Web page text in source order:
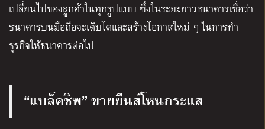
เปลี่ยนไปของลูกค้าในทุกรูปแบบ ซึ่งในระยะยาวธนาคารเชื่อว่า
ธนาคารบนมือถือจะเติบโตและสร้างโอกาสใหม่ ๆ ในการทำ
ธุรกิจให้ธนาคารต่อไป
“แบล็คชิพ” ขายยีนส์โหนกระแส